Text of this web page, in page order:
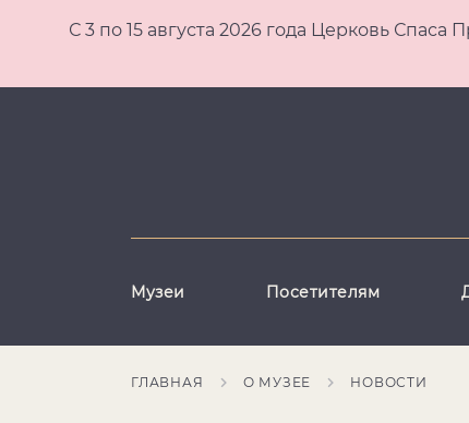
С 3 по 15 августа 2026 года Церковь
Музеи Посетителям
ГЛАВНАЯ О МУЗЕЕ НОВОСТИ